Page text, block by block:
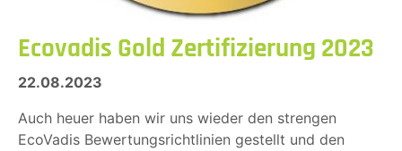
Ecovadis Gold Zertifizierung 2023
22.08.2023
Auch heuer haben wir uns wieder den strengen
EcoVadis Bewertungsrichtlinien gestellt und den